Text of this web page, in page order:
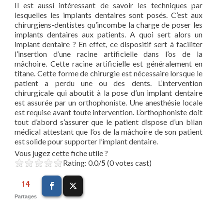
Il est aussi intéressant de savoir les techniques par
lesquelles les implants dentaires sont posés. C’est aux
chirurgiens-dentistes qu’incombe la charge de poser les
implants dentaires aux patients. A quoi sert alors un
implant dentaire ? En effet, ce dispositif sert à faciliter
l’insertion d’une racine artificielle dans l’os de la
mâchoire. Cette racine artificielle est généralement en
titane. Cette forme de chirurgie est nécessaire lorsque le
patient a perdu une ou des dents. L’intervention
chirurgicale qui aboutit à la pose d’un implant dentaire
est assurée par un orthophoniste. Une anesthésie locale
est requise avant toute intervention. L’orthophoniste doit
tout d’abord s’assurer que le patient dispose d’un bilan
médical attestant que l’os de la mâchoire de son patient
est solide pour supporter l’implant dentaire.
Vous jugez cette fiche utile ?
Rating: 0.0/5 (0 votes cast)
14
Partages